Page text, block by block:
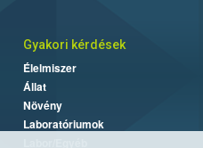
Gyakori kérdések
Élelmiszer
Állat
Növény
Laboratóriumok